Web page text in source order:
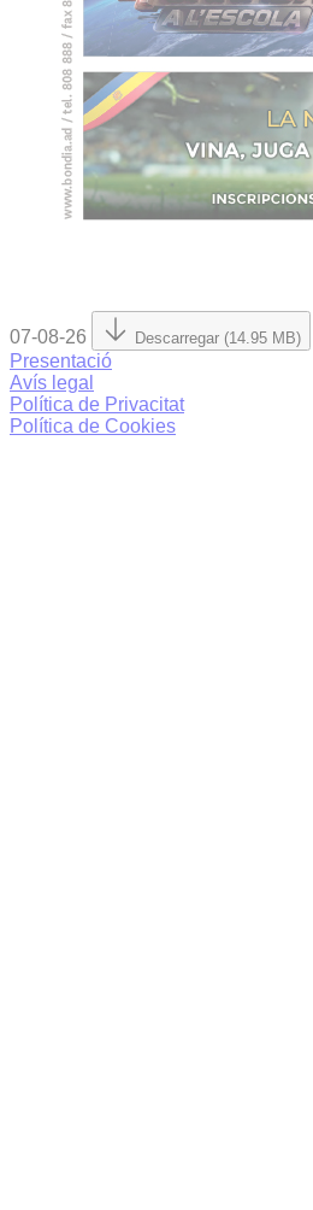
07-08-26 Descarregar (14.95 MB)
Presentació
Avís legal
Política de Privacitat
Política de Cookies